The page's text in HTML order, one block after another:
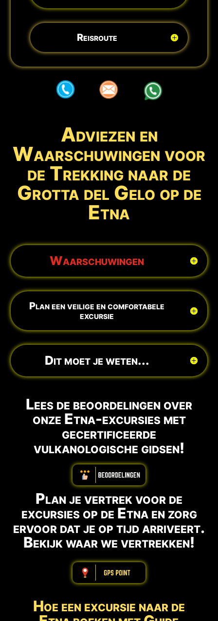
Reisroute
aaa aaa aaa
Adviezen en
Waarschuwingen voor
de Trekking naar de
Grotta del Gelo op de
Etna
Waarschuwingen
Plan een veilige en comfortabele
excursie
Dit moet je weten...
Lees de beoordelingen over
onze Etna-excursies met
gecertificeerde
vulkanologische gidsen!
ABBBBBBBBBB
Plan je vertrek voor de
excursies op de Etna en zorg
ervoor dat je op tijd arriveert.
Bekijk waar we vertrekken!
ABBBBBBBBBB
Hoe een excursie naar de